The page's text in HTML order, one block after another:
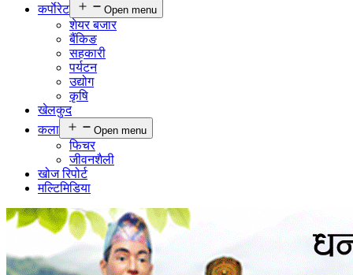
कर्पाेरेट
Open menu
शेयर बजार
बैंकिङ
सहकारी
पर्यटन
उद्योग
कृषि
खेलकुद
कला
Open menu
फिचर
जीवनशैली
खोज रिपोर्ट
मल्टिमिडिया